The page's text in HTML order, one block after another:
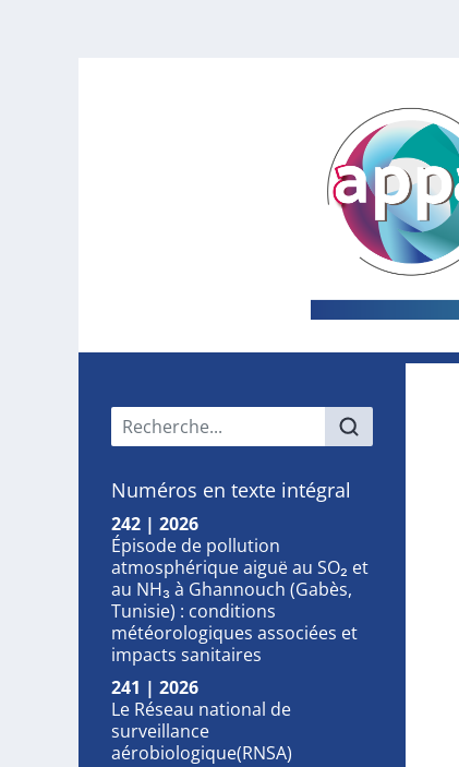
Menu principal
Numéros en texte intégral
242 | 2026
Épisode de pollution
atmosphérique aiguë au SO₂ et
au NH₃ à Ghannouch (Gabès,
Tunisie) : conditions
météorologiques associées et
impacts sanitaires
241 | 2026
Le Réseau national de
surveillance
aérobiologique(RNSA)